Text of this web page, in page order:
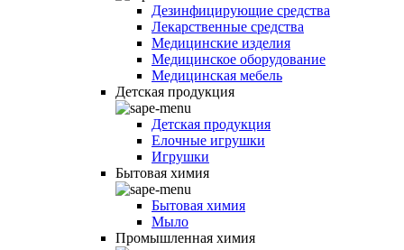
Дезинфицирующие средства
Лекарственные средства
Медицинские изделия
Медицинское оборудование
Медицинская мебель
Детская продукция
Детская продукция
Елочные игрушки
Игрушки
Бытовая химия
Бытовая химия
Мыло
Промышленная химия